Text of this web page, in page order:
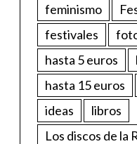
feminismo
festivales
hasta 5 euros
hasta 15 euros
ideas
libros
Los discos de la